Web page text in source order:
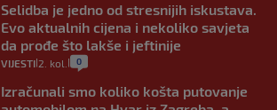
Selidba je jedno od stresnijih iskustava.
Evo aktualnih cijena i nekoliko savjeta
da prođe što lakše i jeftinije
VIJESTI 2. kol. 0
Izračunali smo koliko košta putovanje